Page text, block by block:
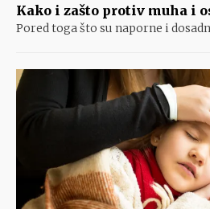
Kako i zašto protiv muha i
Pored toga što su naporne i